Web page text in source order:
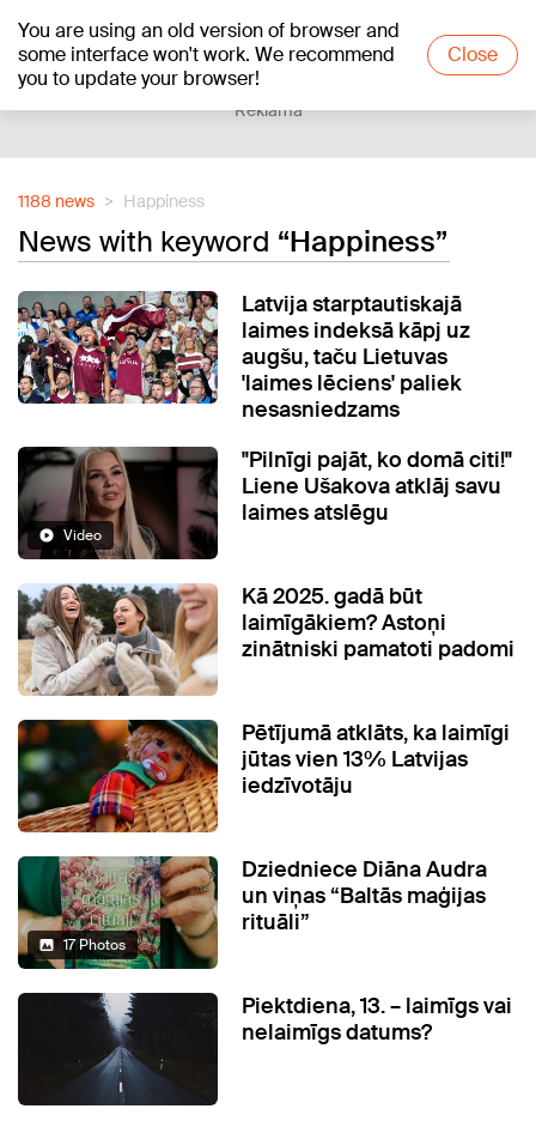
You are using an old version of browser and
some interface won't work. We recommend
you to update your browser!
Close
+16°C
Reklāma
1188 news Happiness
News with keyword “Happiness”
Latvija starptautiskajā
laimes indeksā kāpj uz
augšu, taču Lietuvas
'laimes lēciens' paliek
nesasniedzams
Video
"Pilnīgi pajāt, ko domā citi!"
Liene Ušakova atklāj savu
laimes atslēgu
Kā 2025. gadā būt
laimīgākiem? Astoņi
zinātniski pamatoti padomi
Pētījumā atklāts, ka laimīgi
jūtas vien 13% Latvijas
iedzīvotāju
17 Photos
Dziedniece Diāna Audra
un viņas “Baltās maģijas
rituāli”
Piektdiena, 13. – laimīgs vai
nelaimīgs datums?